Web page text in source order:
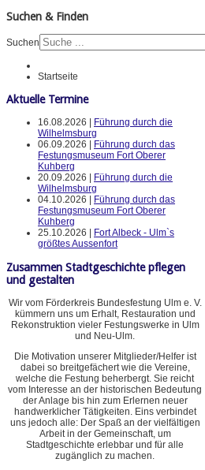
Suchen & Finden
Suchen
Startseite
Aktuelle Termine
16.08.2026 |
Führung durch die
Wilhelmsburg
06.09.2026 |
Führung durch das
Festungsmuseum Fort Oberer
Kuhberg
20.09.2026 |
Führung durch die
Wilhelmsburg
04.10.2026 |
Führung durch das
Festungsmuseum Fort Oberer
Kuhberg
25.10.2026 |
Fort Albeck - Ulm`s
größtes Aussenfort
Zusammen Stadtgeschichte pflegen
und gestalten
Wir vom Förderkreis Bundesfestung Ulm e. V.
kümmern uns um Erhalt, Restauration und
Rekonstruktion vieler Festungswerke in Ulm
und Neu-Ulm.
Die Motivation unserer Mitglieder/Helfer ist
dabei so breitgefächert wie die Vereine,
welche die Festung beherbergt. Sie reicht
vom Interesse an der historischen Bedeutung
der Anlage bis hin zum Erlernen neuer
handwerklicher Tätigkeiten. Eins verbindet
uns jedoch alle: Der Spaß an der vielfältigen
Arbeit in der Gemeinschaft, um
Stadtgeschichte erlebbar und für alle
zugänglich zu machen.